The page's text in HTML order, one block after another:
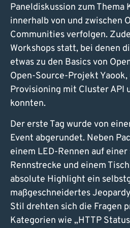
Paneldiskussion zum Thema
innerhalb von und zwischen
Communities verfolgen.
Workshops statt, bei denen
etwas zu den Basics von
Open-Source-Projekt
Provisioning mit Cluster API
konnten.
Der erste Tag wurde von
Event abgerundet. Neben
einem LED-Rennen auf
Rennstrecke und einem
absolute Highlight ein
maßgeschneidertes
Stil drehten sich die Fragen
Kategorien wie „HTTP